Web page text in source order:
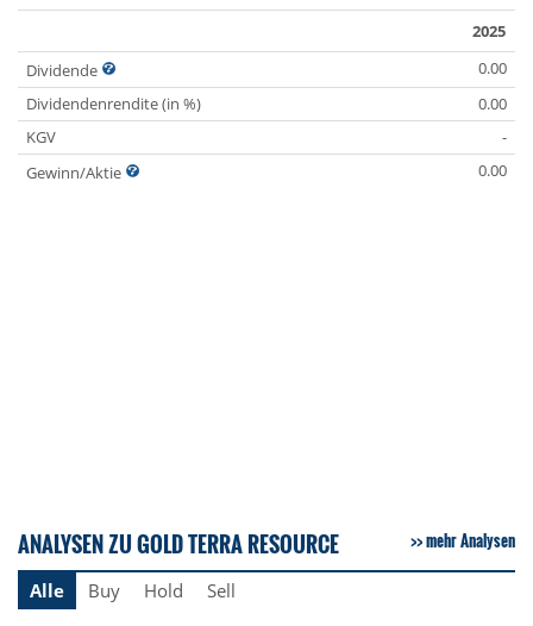
2025
Dividende
0.00
Dividendenrendite (in %)
0.00
KGV
-
Gewinn/Aktie
0.00
ANALYSEN ZU GOLD TERRA RESOURCE mehr Analysen
Alle Buy Hold Sell